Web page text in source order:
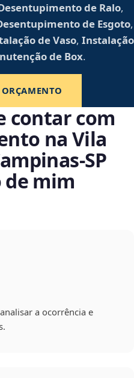
de Ralo,
de Esgoto,
de Vaso, Instalação
de Box.
contar com
na Vila
mim
a ocorrência e